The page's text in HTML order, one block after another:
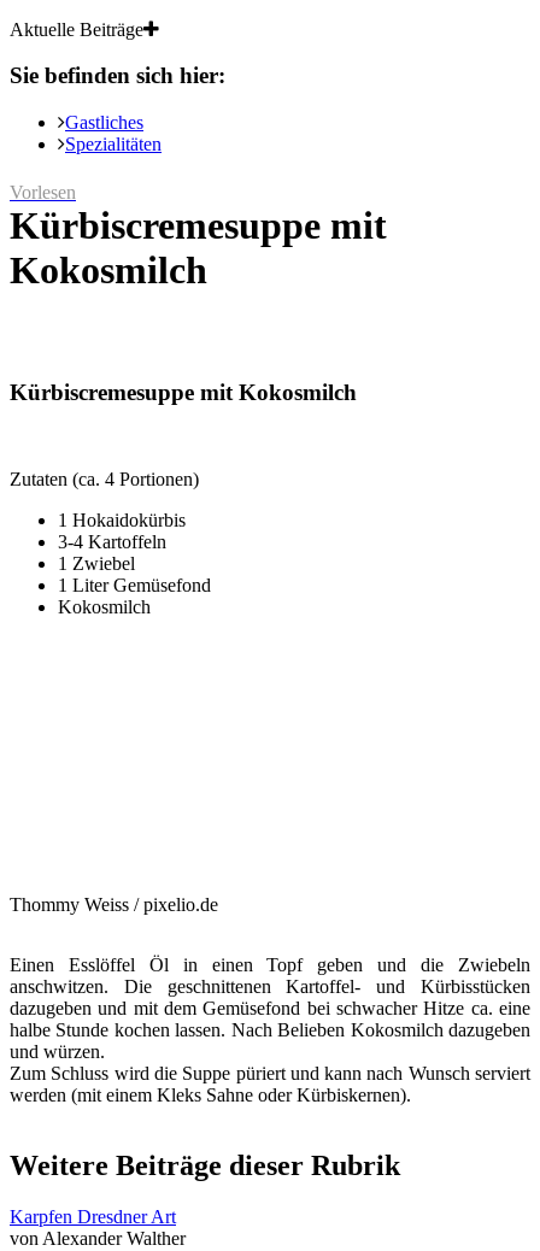
Aktuelle Beiträge
Sie befinden sich hier:
Gastliches
Spezialitäten
Vorlesen
Kürbiscremesuppe mit
Kokosmilch
Kürbiscremesuppe mit Kokosmilch
Zutaten (ca. 4 Portionen)
1 Hokaidokürbis
3-4 Kartoffeln
1 Zwiebel
1 Liter Gemüsefond
Kokosmilch
Thommy Weiss / pixelio.de
Einen Esslöffel Öl in einen Topf geben und die Zwiebeln
anschwitzen. Die geschnittenen Kartoffel- und Kürbisstücken
dazugeben und mit dem Gemüsefond bei schwacher Hitze ca. eine
halbe Stunde kochen lassen. Nach Belieben Kokosmilch dazugeben
und würzen.
Zum Schluss wird die Suppe püriert und kann nach Wunsch serviert
werden (mit einem Kleks Sahne oder Kürbiskernen).
Weitere Beiträge dieser Rubrik
Karpfen Dresdner Art
von Alexander Walther